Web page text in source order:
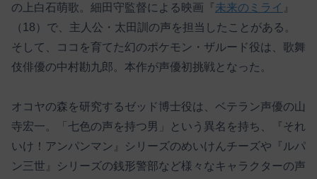
の上白石萌歌。細田守監督による映画『未来のミライ 』
（18）で、主人公・太田訓の声を担当したことがある。
そして、ココを育てた幻のポケモン・ザルード役は、歌舞
伎俳優の中村勘九郎。本作が声優初挑戦となった。
オコヤの森を研究するゼッド博士役は、ベテラン声優の山
寺宏一。「七色の声を持つ男」という異名を持ち、『それ
いけ！アンパンマン』シリーズのめいけんチーズや『ルパ
ン三世』シリーズの銭形警部など様々なキャラクターの声